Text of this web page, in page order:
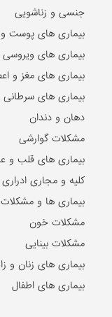
جنسی و زناشویی
بیماری های پوست
بیماری های ویروسی
بیماری های مغز و
بیماری های سرطانی
دهان و دندان
مشکلات گوارشی
بیماری های قلب و
کلیه و مجاری ادراری
بیماری ها و
مشکلات خون
مشکلات بینایی
بیماری های زنان و
بیماری های اطفال